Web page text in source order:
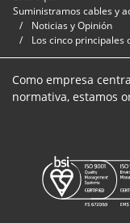
Suministramos cables y
Noticias y Opinión
Los cinco principales
Como empresa
normativa, estamos